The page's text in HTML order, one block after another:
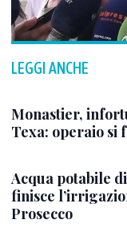
LEGGI ANCHE
Monastier,
Texa: operaio si
Acqua potabile
finisce
Prosecco